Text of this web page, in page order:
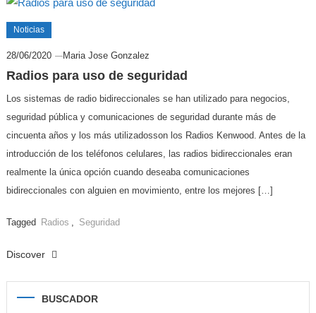
Noticias
28/06/2020 Maria Jose Gonzalez
Radios para uso de seguridad
Los sistemas de radio bidireccionales se han utilizado para negocios,
seguridad pública y comunicaciones de seguridad durante más de
cincuenta años y los más utilizadosson los Radios Kenwood. Antes de la
introducción de los teléfonos celulares, las radios bidireccionales eran
realmente la única opción cuando deseaba comunicaciones
bidireccionales con alguien en movimiento, entre los mejores […]
Tagged Radios , Seguridad
Discover
BUSCADOR